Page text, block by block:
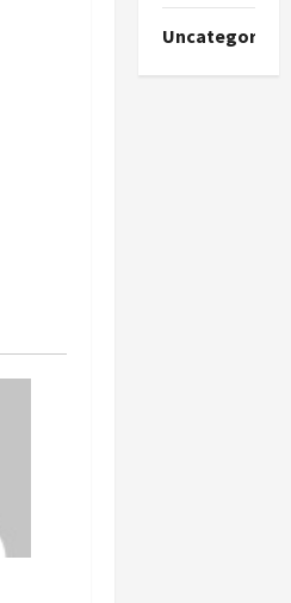
Uncategorized